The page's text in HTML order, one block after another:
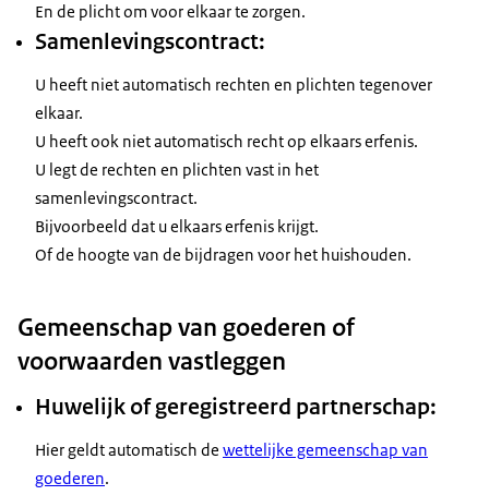
En de plicht om voor elkaar te zorgen.
Samenlevingscontract:
U heeft niet automatisch rechten en plichten tegenover
elkaar.
U heeft ook niet automatisch recht op elkaars erfenis.
U legt de rechten en plichten vast in het
samenlevingscontract.
Bijvoorbeeld dat u elkaars erfenis krijgt.
Of de hoogte van de bijdragen voor het huishouden.
Gemeenschap van goederen of
voorwaarden vastleggen
Huwelijk of geregistreerd partnerschap:
Hier geldt automatisch de wettelijke gemeenschap van
goederen.